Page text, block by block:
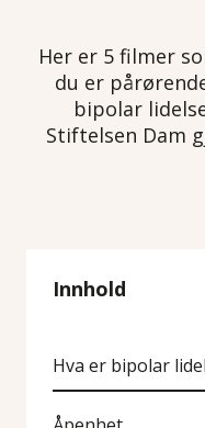
Her er 5 filmer
du er
bipolar
Stiftelsen Dam
Innhold
Hva er bipolar